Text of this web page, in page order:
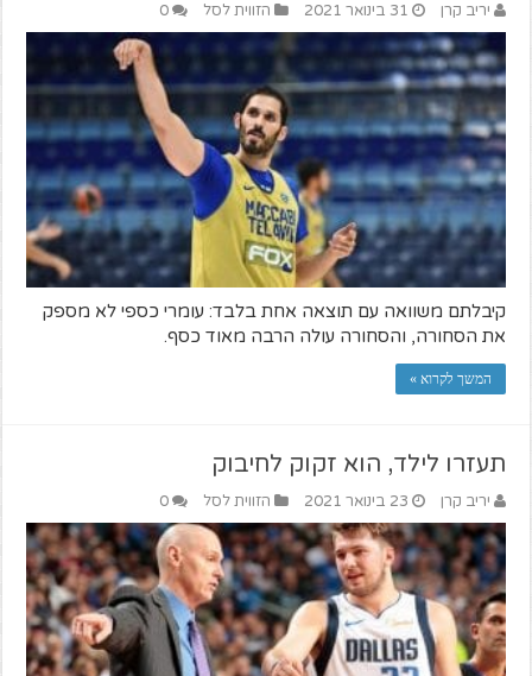
יריב קרן 31 בינואר 2021 הזווית לסל 0
קיבלתם משוואה עם תוצאה אחת בלבד: עומרי כספי לא מספק
את הסחורה, והסחורה עולה הרבה מאוד כסף.
המשך לקרוא »
תעזרו לילד, הוא זקוק לחיבוק
יריב קרן 23 בינואר 2021 הזווית לסל 0